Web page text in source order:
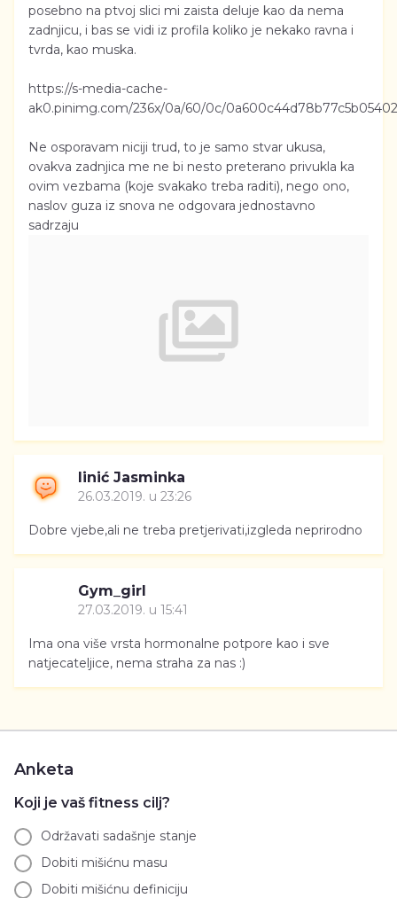
posebno na ptvoj slici mi zaista deluje kao da nema
zadnjicu, i bas se vidi iz profila koliko je nekako ravna i
tvrda, kao muska.
https://s-media-cache-
ak0.pinimg.com/236x/0a/60/0c/
Ne osporavam niciji trud, to je samo stvar ukusa,
ovakva zadnjica me ne bi nesto preterano privukla ka
ovim vezbama (koje svakako treba raditi), nego ono,
naslov guza iz snova ne odgovara jednostavno
sadrzaju
linić Jasminka
26.03.2019. u 23:26
Dobre vjebe,ali ne treba pretjerivati,izgleda neprirodno
Gym_girl
27.03.2019. u 15:41
Ima ona više vrsta hormonalne potpore kao i sve
natjecateljice, nema straha za nas :)
Anketa
Koji je vaš fitness cilj?
Održavati sadašnje stanje
Dobiti mišićnu masu
Dobiti mišićnu definiciju